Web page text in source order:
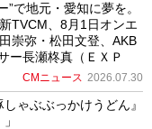
で地元・愛知に夢を。
TVCM、8月1日オンエ
崇弥・松田文登、AKB
ー長瀬柊真（ＥＸＰ
CMニュース 2026.07.30
ゃぶぶっかけうどん』